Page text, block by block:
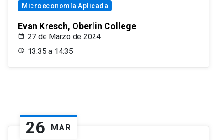
Microeconomía Aplicada
Evan Kresch, Oberlin College
27 de Marzo de 2024
13:35 a 14:35
26 MAR